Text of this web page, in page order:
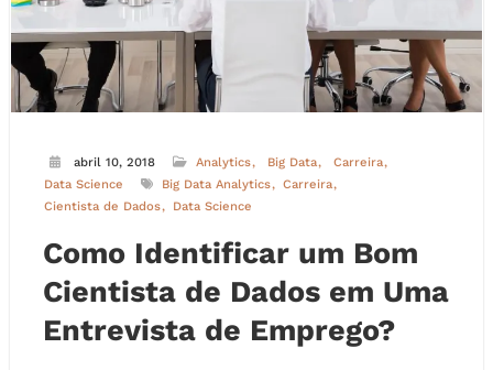
abril 10, 2018 Analytics Big Data
Carreira
Data Science
Big Data Analytics
Carreira
Cientista de Dados
Data Science
Como Identificar um Bom
Cientista de Dados em Uma
Entrevista de Emprego?